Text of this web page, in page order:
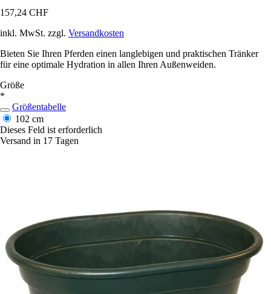
157,24 CHF
inkl. MwSt. zzgl. Versandkosten
Bieten Sie Ihren Pferden einen langlebigen und praktischen Tränker
für eine optimale Hydration in allen Ihren Außenweiden.
Größe
*
Größentabelle
102 cm
Dieses Feld ist erforderlich
Versand in 17 Tagen